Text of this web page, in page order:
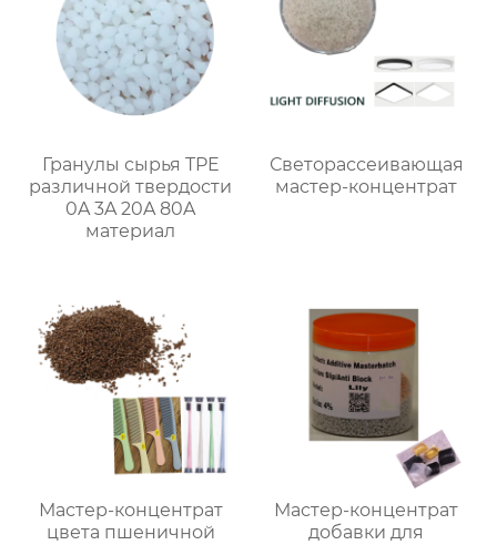
Гранулы сырья TPE
различной твердости
0A 3A 20A 80A
материал
Светорассеивающая
мастер-концентрат
Мастер-концентрат
цвета пшеничной
Мастер-концентрат
добавки для